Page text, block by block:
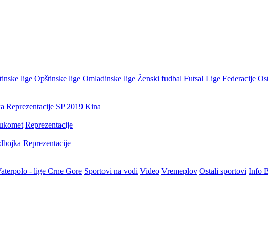
lige Opštinske lige Omladinske lige Ženski fudbal Futsal Lige Federacije
Reprezentacije SP 2019 Kina
Reprezentacije
Reprezentacije
- lige Crne Gore Sportovi na vodi Video Vremeplov Ostali sportovi Info